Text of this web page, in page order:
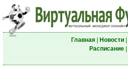
Главная| Новости|
Расписание|